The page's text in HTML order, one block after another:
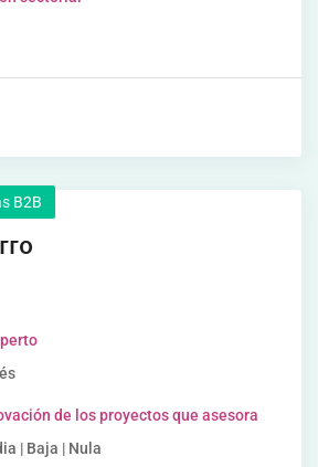
B2B
de los proyectos que asesora
| Baja | Nula